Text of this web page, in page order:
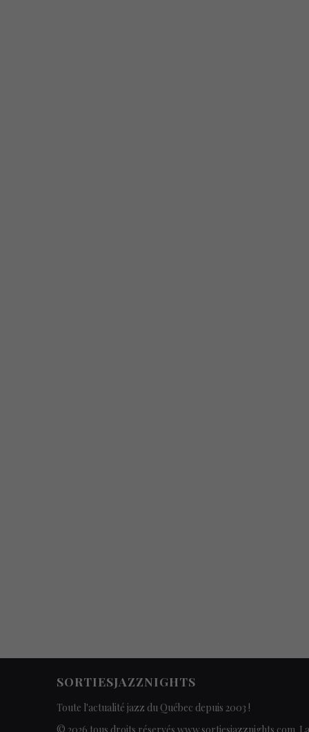
SORTIESJAZZNIGHTS
Toute l'actualité jazz du Québec depuis 2003 !